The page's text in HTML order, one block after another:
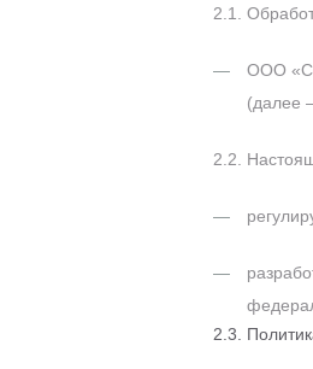
2.1.
ООО
(далее
2.2.
2.3.